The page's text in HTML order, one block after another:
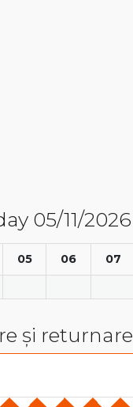
05/11/2026
05 06 07
și returnare